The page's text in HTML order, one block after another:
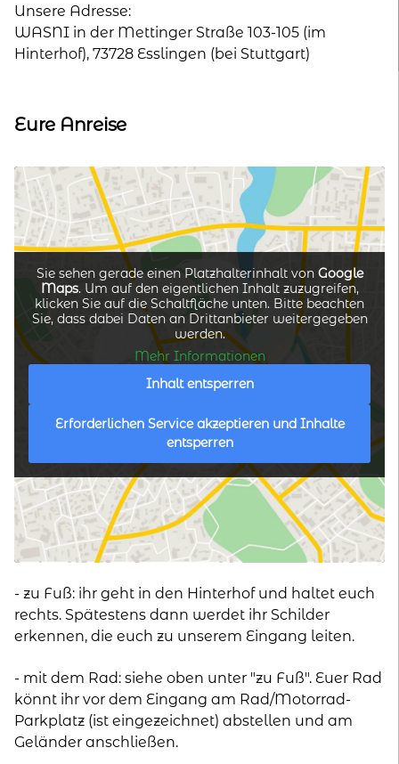
kontakt
Unsere Adresse:
WASNI in der Mettinger Straße 103-105 (im
Hinterhof), 73728 Esslingen (bei Stuttgart)
Eure Anreise
Sie sehen gerade einen Platzhalterinhalt von Google
Maps. Um auf den eigentlichen Inhalt zuzugreifen,
klicken Sie auf die Schaltfläche unten. Bitte beachten
Sie, dass dabei Daten an Drittanbieter weitergegeben
werden.
Mehr Informationen
Inhalt entsperren
Erforderlichen Service akzeptieren und Inhalte
entsperren
- zu Fuß: ihr geht in den Hinterhof und haltet euch
rechts. Spätestens dann werdet ihr Schilder
erkennen, die euch zu unserem Eingang leiten.
- mit dem Rad: siehe oben unter "zu Fuß". Euer Rad
könnt ihr vor dem Eingang am Rad/Motorrad-
Parkplatz (ist eingezeichnet) abstellen und am
Geländer anschließen.